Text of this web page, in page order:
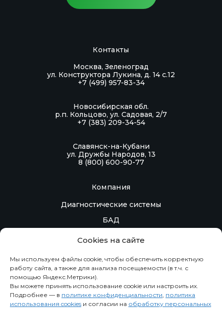
Cookies на сайте
Мы используем файлы cookie, чтобы обеспечить корректную
работу сайта, а также для анализа посещаемости (в т.ч. с
помощью Яндекс.Метрики).
Вы можете принять использование cookie или настроить их.
Подробнее — в политике конфиденциальности, политика
использования cookies и согласии на обработку персональных
Компания
Диагностические системы
БАД
Контакты
Информация
Новости
Контакты
Москва, Зеленоград
ул. Конструктора Лукина, д. 14 с.12
+7 (499) 957-83-34
Новосибирская обл.
р.п. Кольцово, ул. Садовая, 2/7
+7 (383) 209-34-54
Славянск-на-Кубани
ул. Дружбы Народов, 13
8 (800) 600-90-77